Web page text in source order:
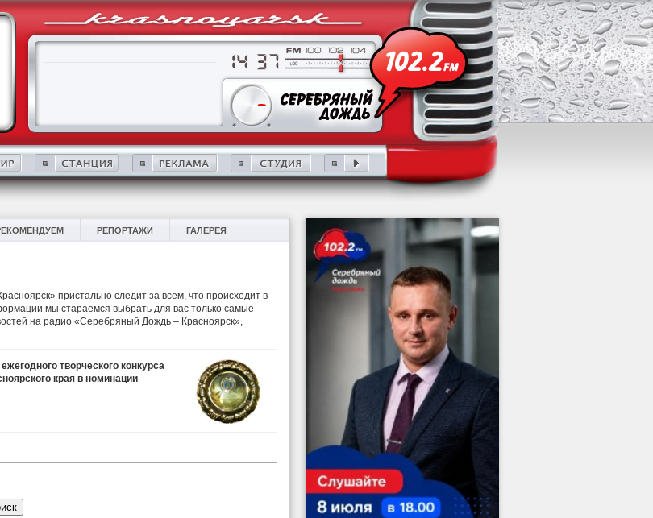
РЕПОРТАЖИ ГАЛЕРЕЯ
пристально следит за всем, что происходит в
мы стараемся выбрать для вас только самые
на радио «Серебряный Дождь – Красноярск»,
творческого конкурса
края в номинации